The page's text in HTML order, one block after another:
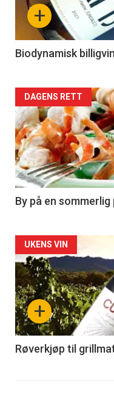
4
+
Biodynamisk
Forsiden
akkurat
nå
-
5
DAGENS RETT
By på en
Forsiden
akkurat
nå
-
6
+
UKENS VIN
Røverkjøp til